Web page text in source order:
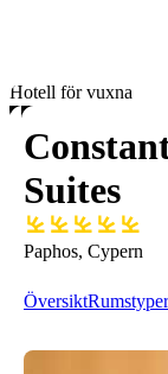
Hotell för vuxna
Suites
Paphos, Cypern
ÖversiktRumstyper